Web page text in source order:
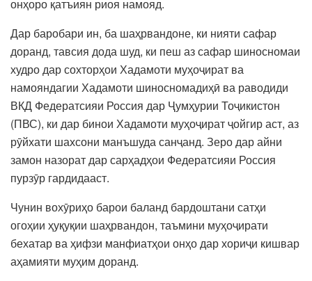
онҳоро қатъиян риоя намояд.
Дар баробари ин, ба шаҳрвандоне, ки нияти сафар
доранд, тавсия дода шуд, ки пеш аз сафар шиносномаи
худро дар сохторҳои Хадамоти муҳоҷират ва
намояндагии Хадамоти шиносномадиҳӣ ва раводиди
ВКД Федератсияи Россия дар Ҷумҳурии Тоҷикистон
(ПВС), ки дар бинои Хадамоти муҳоҷират ҷойгир аст, аз
рӯйхати шахсони манъшуда санҷанд. Зеро дар айни
замон назорат дар сарҳадҳои Федератсияи Россия
пурзӯр гардидааст.
Чунин вохӯриҳо барои баланд бардоштани сатҳи
огоҳии ҳуқуқии шаҳрвандон, таъмини муҳоҷирати
бехатар ва ҳифзи манфиатҳои онҳо дар хориҷи кишвар
аҳамияти муҳим доранд.